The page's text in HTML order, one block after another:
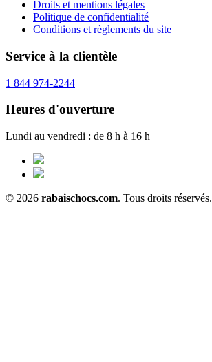
Droits et mentions légales
Politique de confidentialité
Conditions et règlements du site
Service à la clientèle
1 844 974-2244
Heures d'ouverture
Lundi au vendredi : de 8 h à 16 h
© 2026 rabaischocs.com. Tous droits réservés.